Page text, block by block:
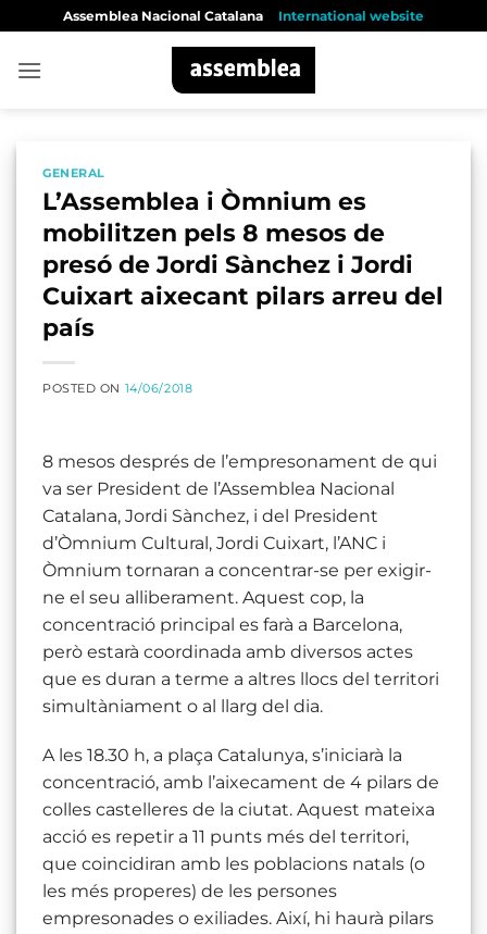
content
Assemblea Nacional Catalana International website
GENERAL
L’Assemblea i Òmnium es
mobilitzen pels 8 mesos de
presó de Jordi Sànchez i Jordi
Cuixart aixecant pilars arreu del
país
POSTED ON 14/06/2018
8 mesos després de l’empresonament de qui
va ser President de l’Assemblea Nacional
Catalana, Jordi Sànchez, i del President
d’Òmnium Cultural, Jordi Cuixart, l’ANC i
Òmnium tornaran a concentrar-se per exigir-
ne el seu alliberament. Aquest cop, la
concentració principal es farà a Barcelona,
però estarà coordinada amb diversos actes
que es duran a terme a altres llocs del territori
simultàniament o al llarg del dia.
A les 18.30 h, a plaça Catalunya, s’iniciarà la
concentració, amb l’aixecament de 4 pilars de
colles castelleres de la ciutat. Aquest mateixa
acció es repetir a 11 punts més del territori,
que coincidiran amb les poblacions natals (o
les més properes) de les persones
empresonades o exiliades. Així, hi haurà pilars